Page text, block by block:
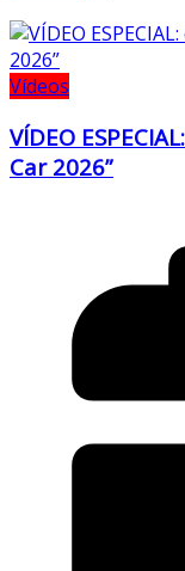
Vídeos
VÍDEO
Car 2026”